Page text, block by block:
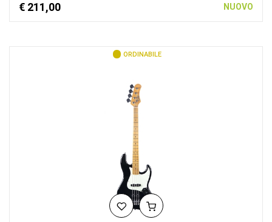
€ 211,00 NUOVO
ORDINABILE